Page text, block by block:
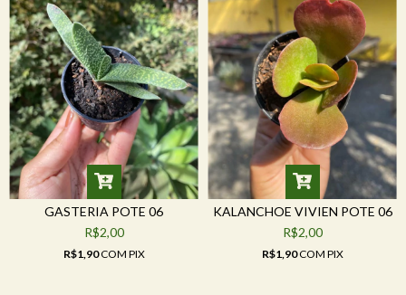
GASTERIA POTE 06
R$2,00
R$1,90COM PIX
KALANCHOE VIVIEN POTE 06
R$2,00
R$1,90COM PIX